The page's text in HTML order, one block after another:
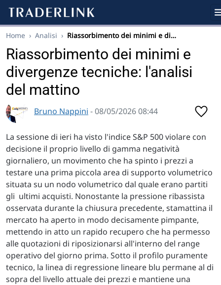
Home › Analisi › Riassorbimento dei minimi e di…
Riassorbimento dei minimi e
divergenze tecniche: l'analisi
del mattino
Bruno Nappini - 08/05/2026 08:44
La sessione di ieri ha visto l'indice S&P 500 violare con
decisione il proprio livello di gamma negatività
giornaliero, un movimento che ha spinto i prezzi a
testare una prima piccola area di supporto volumetrico
situata su un nodo volumetrico dal quale erano partiti
gli ultimi acquisti. Nonostante la pressione ribassista
osservata durante la chiusura precedente, stamattina il
mercato ha aperto in modo decisamente pimpante,
mettendo in atto un rapido recupero che ha permesso
alle quotazioni di riposizionarsi all'interno del range
operativo del giorno prima. Sotto il profilo puramente
tecnico, la linea di regressione lineare blu permane al di
sopra del livello attuale dei prezzi e mantiene una